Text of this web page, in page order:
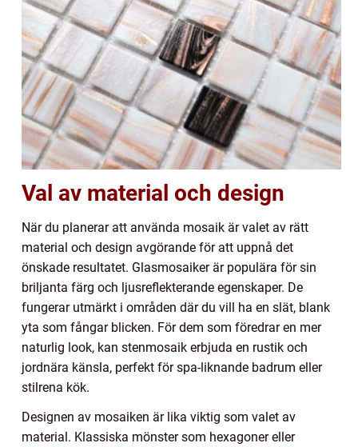
Val av material och design
När du planerar att använda mosaik är valet av rätt
material och design avgörande för att uppnå det
önskade resultatet. Glasmosaiker är populära för sin
briljanta färg och ljusreflekterande egenskaper. De
fungerar utmärkt i områden där du vill ha en slät, blank
yta som fångar blicken. För dem som föredrar en mer
naturlig look, kan stenmosaik erbjuda en rustik och
jordnära känsla, perfekt för spa-liknande badrum eller
stilrena kök.
Designen av mosaiken är lika viktig som valet av
material. Klassiska mönster som hexagoner eller